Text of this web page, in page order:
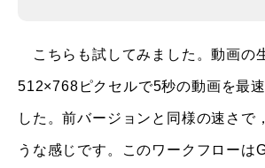
こちらも試してみました。動画の
512×768ピクセルで5秒の動画を最
した。前バージョンと同様の速さで
うな感じです。このワークフローは